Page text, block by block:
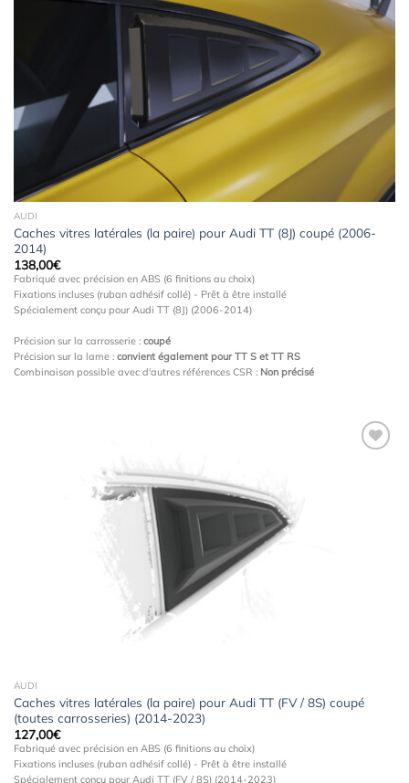
Ajouter
wishlist
AUDI
Caches vitres latérales (la paire) pour Audi TT (8J) coupé (2006-
2014)
138,00€
Fabriqué avec précision en ABS (6 finitions au choix)
Fixations incluses (ruban adhésif collé) - Prêt à être installé
Spécialement conçu pour Audi TT (8J) (2006-2014)
Précision sur la carrosserie : coupé
Précision sur la lame : convient également pour TT S et TT RS
Combinaison possible avec d'autres références CSR : Non précisé
AUDI
Caches vitres latérales (la paire) pour Audi TT (FV / 8S) coupé
(toutes carrosseries) (2014-2023)
127,00€
Fabriqué avec précision en ABS (6 finitions au choix)
Fixations incluses (ruban adhésif collé) - Prêt à être installé
Spécialement conçu pour Audi TT (FV / 8S) (2014-2023)